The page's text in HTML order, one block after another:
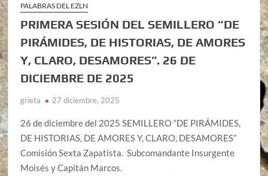
PALABRAS DEL EZLN
PRIMERA SESIÓN DEL SEMILLERO “DE
PIRÁMIDES, DE HISTORIAS, DE AMORES
Y, CLARO, DESAMORES”. 26 DE
DICIEMBRE DE 2025
grieta 27 diciembre, 2025
26 de diciembre del 2025 SEMILLERO “DE PIRÁMIDES,
DE HISTORIAS, DE AMORES Y, CLARO, DESAMORES”
Comisión Sexta Zapatista. Subcomandante Insurgente
Moisés y Capitán Marcos.